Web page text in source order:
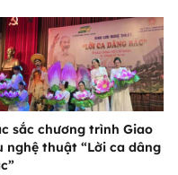
sắc chương trình Giao
nghệ thuật “Lời ca dâng